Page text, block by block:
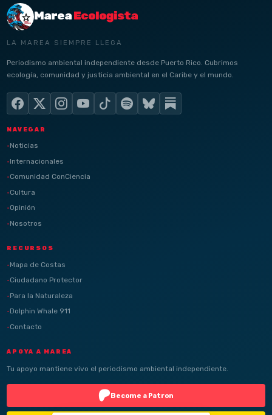
MareaEcologista
LA MAREA SIEMPRE LLEGA
Periodismo ambiental independiente desde Puerto Rico. Cubrimos
ecología, comunidad y justicia ambiental en el Caribe y el mundo.
NAVEGAR
Noticias
Internacionales
Comunidad ConCiencia
Cultura
Opinión
Nosotros
RECURSOS
Mapa de Costas
Ciudadano Protector
Para la Naturaleza
Dolphin Whale 911
Contacto
APOYA A MAREA
Tu apoyo mantiene vivo el periodismo ambiental independiente.
Become a Patron